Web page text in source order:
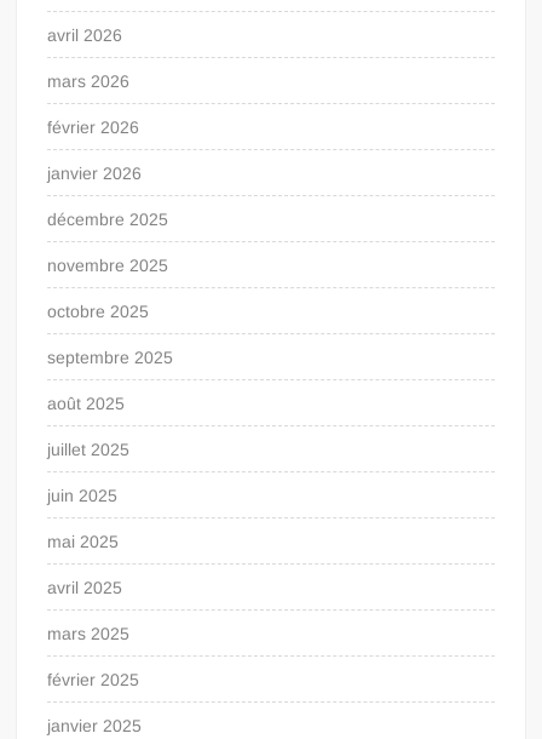
avril 2026
mars 2026
février 2026
janvier 2026
décembre 2025
novembre 2025
octobre 2025
septembre 2025
août 2025
juillet 2025
juin 2025
mai 2025
avril 2025
mars 2025
février 2025
janvier 2025